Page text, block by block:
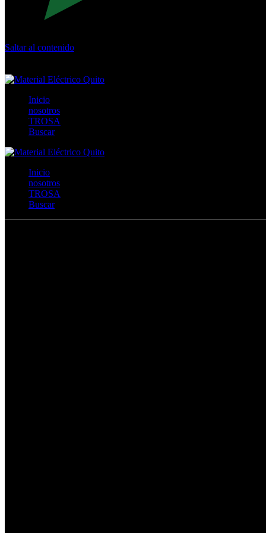
Saltar al contenido
Inicio
nosotros
TROSA
Buscar
Inicio
nosotros
TROSA
Buscar